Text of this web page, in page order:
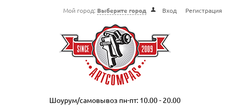
Мой город: Выберите город Вход Регистрация
Шоурум/самовывоз пн-пт: 10.00 - 20.00